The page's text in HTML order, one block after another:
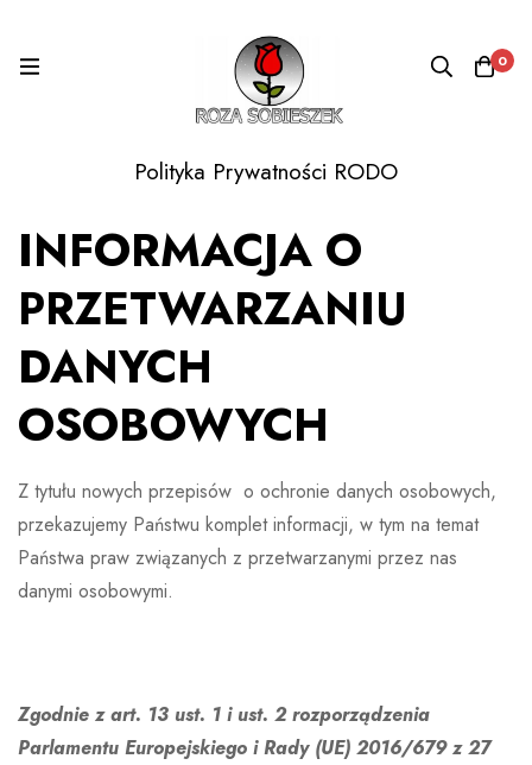
0
Polityka Prywatności RODO
INFORMACJA O
PRZETWARZANIU
DANYCH
OSOBOWYCH
Z tytułu nowych przepisów o ochronie danych osobowych,
przekazujemy Państwu komplet informacji, w tym na temat
Państwa praw związanych z przetwarzanymi przez nas
danymi osobowymi.
Zgodnie z art. 13 ust. 1 i ust. 2 rozporządzenia
Parlamentu Europejskiego i Rady (UE) 2016/679 z 27